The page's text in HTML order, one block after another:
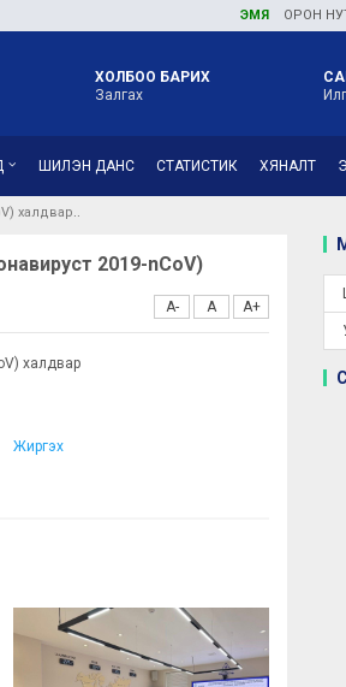
ОРОН
ХОЛБОО БАРИХ
Залгах
ШИЛЭН ДАНС СТАТИСТИК ХЯНАЛТ
халдвар
A- A A+
2019-nCoV)
халдвар
Жиргэх